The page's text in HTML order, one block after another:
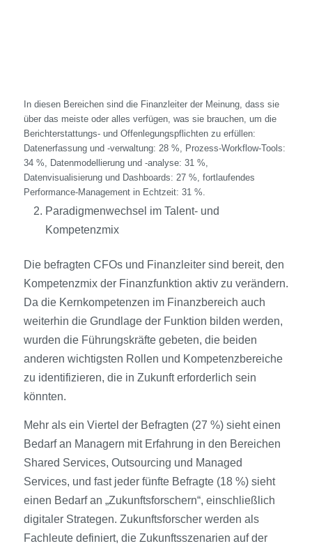
In diesen Bereichen sind die Finanzleiter der Meinung, dass sie
über das meiste oder alles verfügen, was sie brauchen, um die
Berichterstattungs- und Offenlegungspflichten zu erfüllen:
Datenerfassung und ‑verwaltung: 28 %, Prozess-Workflow-Tools:
34 %, Datenmodellierung und ‑analyse: 31 %,
Datenvisualisierung und Dashboards: 27 %, fortlaufendes
Performance-Management in Echtzeit: 31 %.
Paradigmenwechsel im Talent- und
Kompetenzmix
Die befragten CFOs und Finanzleiter sind bereit, den
Kompetenzmix der Finanzfunktion aktiv zu verändern.
Da die Kernkompetenzen im Finanzbereich auch
weiterhin die Grundlage der Funktion bilden werden,
wurden die Führungskräfte gebeten, die beiden
anderen wichtigsten Rollen und Kompetenzbereiche
zu identifizieren, die in Zukunft erforderlich sein
könnten.
Mehr als ein Viertel der Befragten (27 %) sieht einen
Bedarf an Managern mit Erfahrung in den Bereichen
Shared Services, Outsourcing und Managed
Services, und fast jeder fünfte Befragte (18 %) sieht
einen Bedarf an „Zukunftsforschern“, einschließlich
digitaler Strategen. Zukunftsforscher werden als
Fachleute definiert, die Zukunftsszenarien auf der